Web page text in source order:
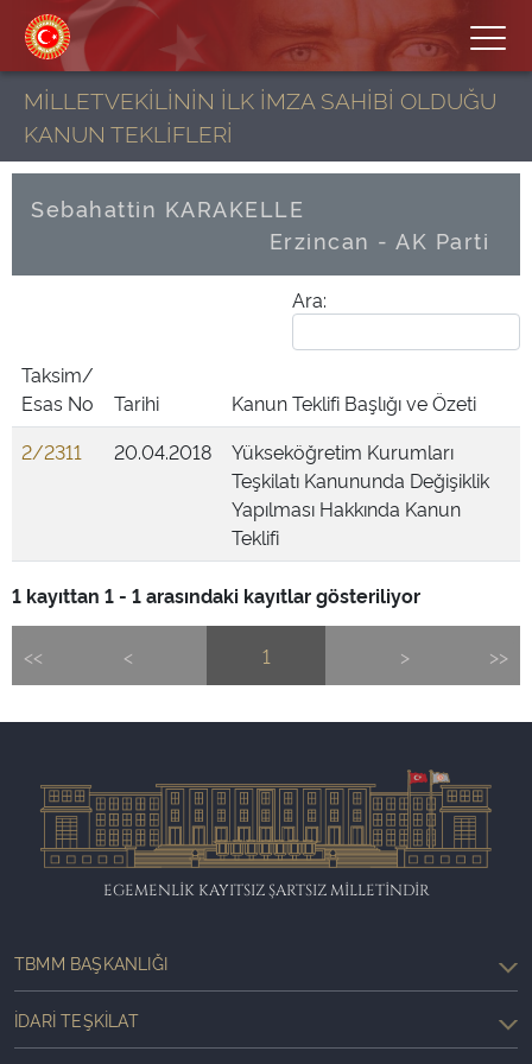
MİLLETVEKİLİNİN İLK İMZA SAHİBİ OLDUĞU
KANUN TEKLİFLERİ
Sebahattin KARAKELLE
Erzincan - AK Parti
Ara:
Taksim/
Esas No
Tarihi
Kanun Teklifi Başlığı ve Özeti
2/2311
20.04.2018
Yükseköğretim Kurumları
Teşkilatı Kanununda Değişiklik
Yapılması Hakkında Kanun
Teklifi
1 kayıttan 1 - 1 arasındaki kayıtlar gösteriliyor
<< < 1 > >>
EGEMENLİK KAYITSIZ ŞARTSIZ MİLLETİNDİR
TBMM BAŞKANLIĞI
İDARI TEŞKILAT